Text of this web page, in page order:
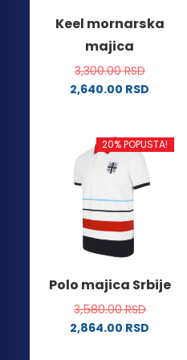
stranici
proizvoda.
Keel mornarska
majica
3,300.00RSD
2,640.00 RSD
ima
više
varijanti.
Opcije
mogu
biti
izabrane
stranici
proizvoda.
20% POPUSTA!
Polo majica Srbije
3,580.00RSD
2,864.00 RSD